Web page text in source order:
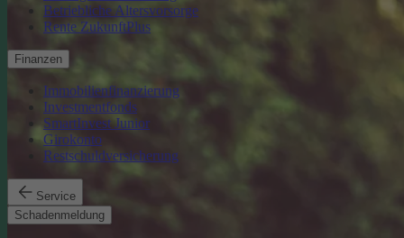
Betriebliche Altersvorsorge
Rente ZukunftPlus
Finanzen
Immobilienfinanzierung
Investmentfonds
SmartInvest Junior
Girokonto
Restschuldversicherung
Service
Schadenmeldung